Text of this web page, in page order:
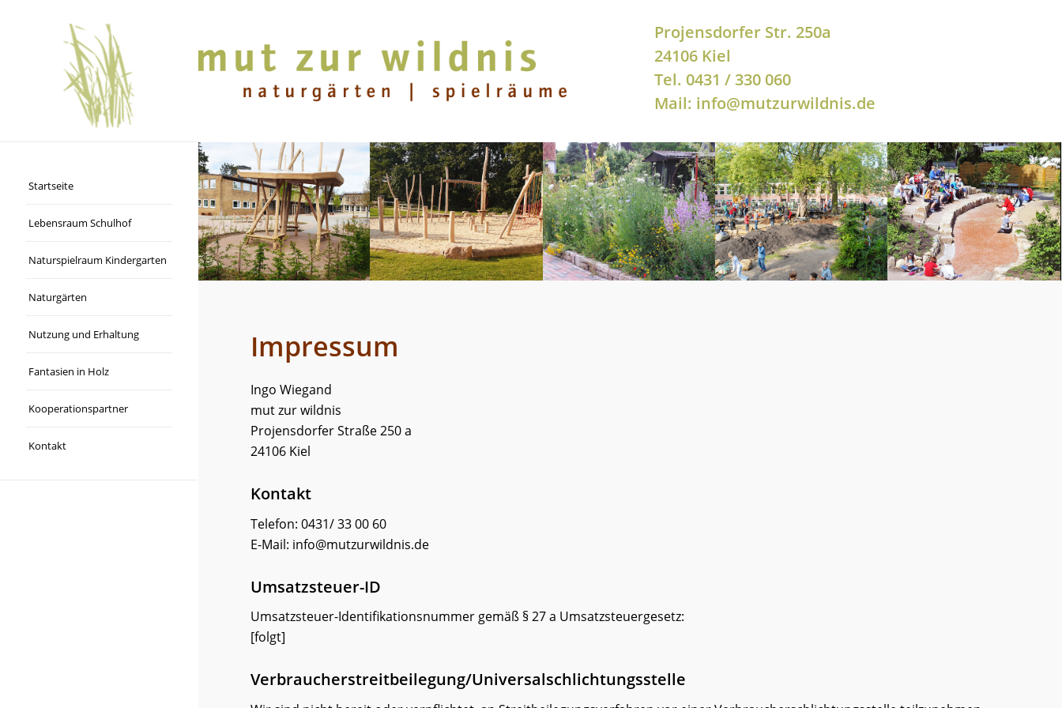
Startseite
Lebensraum Schulhof
Naturspielraum Kindergarten
Naturgärten
Nutzung und Erhaltung
Fantasien in Holz
Kooperationspartner
Kontakt
Projensdorfer Str. 250a
24106 Kiel
Tel. 0431 / 330 060
Mail: info@mutzurwildnis.de
Impressum
Ingo Wiegand
mut zur wildnis
Projensdorfer Straße 250 a
24106 Kiel
Kontakt
Telefon: 0431/ 33 00 60
E-Mail: info@mutzurwildnis.de
Umsatzsteuer-ID
Umsatzsteuer-Identifikationsnummer gemäß § 27 a Umsatzsteuergesetz:
[folgt]
Verbraucher­streit­beilegung/Universal­schlichtungs­stelle